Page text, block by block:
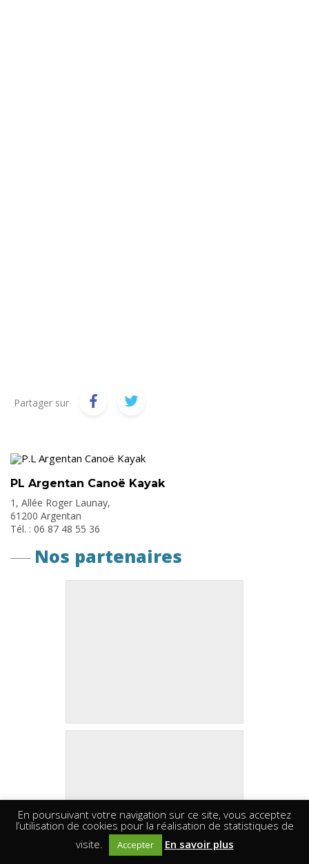
Partager sur
PL Argentan Canoë Kayak
1, Allée Roger Launay,
61200 Argentan
Tél. : 06 87 48 55 36
Nos partenaires
En poursuivant votre navigation sur ce site, vous acceptez
l’utilisation de cookies pour la réalisation de statistiques de
visite.
Accepter En savoir plus